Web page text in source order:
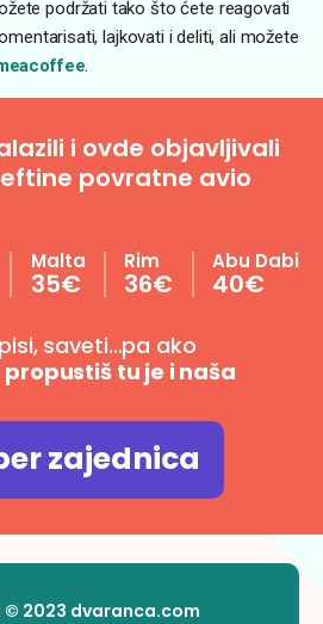
podržati tako što ćete reagovati
lajkovati i deliti, ali možete
i ovde objavljivali
povratne avio
Malta
35€
Rim
36€
Abu Dabi
40€
saveti…pa ako
propustiš tu je i naša
zajednica
2023 dvaranca.com